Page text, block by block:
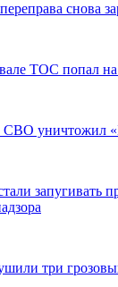
снова
ТОС попал на
уничтожил
запугивать
три